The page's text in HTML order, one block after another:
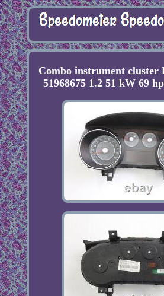
Combo instrument cluster
51968675 1.2 51 kW 69